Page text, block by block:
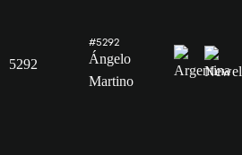
5292
#5292
Ángelo
Martino